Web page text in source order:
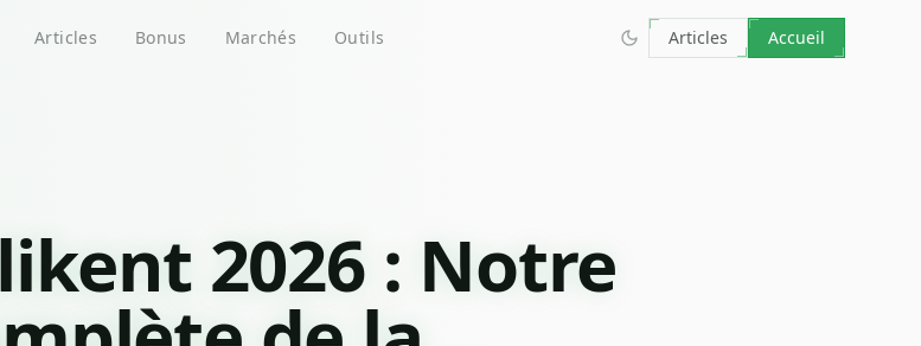
Articles Bonus Marchés Outils Articles Accueil
2026 : Notre